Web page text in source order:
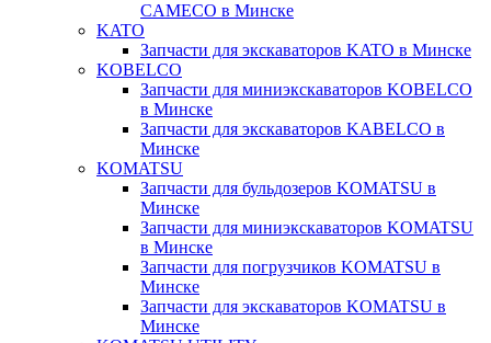
CAMECO в Минске
KATO
Запчасти для экскаваторов KATO в Минске
KOBELCO
Запчасти для миниэкскаваторов KOBELCO
в Минске
Запчасти для экскаваторов KABELCO в
Минске
KOMATSU
Запчасти для бульдозеров KOMATSU в
Минске
Запчасти для миниэкскаваторов KOMATSU
в Минске
Запчасти для погрузчиков KOMATSU в
Минске
Запчасти для экскаваторов KOMATSU в
Минске